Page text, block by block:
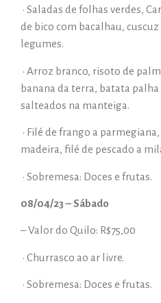
• Saladas de folhas verdes,
de bico com bacalhau,
legumes.
• Arroz branco, risoto de
banana da terra, batata
salteados na manteiga.
• Filé de frango a
madeira, filé de pescado a
• Sobremesa: Doces e frutas.
08/04/23 – Sábado
– Valor do Quilo: R$75,00
• Churrasco ao ar livre.
• Sobremesa: Doces e frutas.